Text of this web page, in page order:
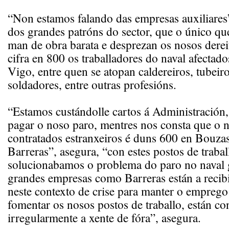
“Non estamos falando das empresas
dos grandes patróns do sector, que o único
man de obra barata e desprezan os nosos
cifra en 800 os traballadores do naval
Vigo, entre quen se atopan caldereiros,
soldadores, entre outras profesións.
“Estamos custándolle cartos á
pagar o noso paro, mentres nos consta que o
contratados estranxeiros é duns 600 en
Barreras”, asegura, “con estes postos de
solucionabamos o problema do paro no naval
grandes empresas como Barreras están a
neste contexto de crise para manter o
fomentar os nosos postos de traballo, están
irregularmente a xente de fóra”, asegura.